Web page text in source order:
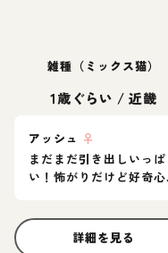
雑種（ミックス猫）
1歳ぐらい /近畿
アッシュ ♀
まだまだ引き出しいっぱ
い！怖がりだけど好奇心
詳細を見る